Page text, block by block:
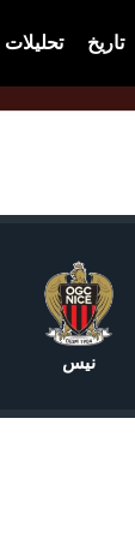
تاريخ تحليلات
نيس